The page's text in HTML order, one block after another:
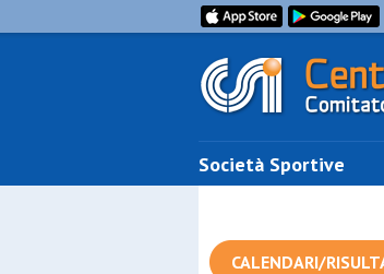
Società Sportive
CALENDARI/